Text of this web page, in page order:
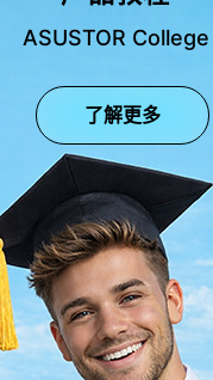
ASUSTOR College
了解更多